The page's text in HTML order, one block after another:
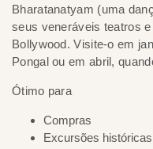
Bharatanatyam (uma
seus veneráveis ​​teatros
Bollywood. Visite-o em
Pongal ou em abril,
Ótimo para
Compras
Excursões históricas